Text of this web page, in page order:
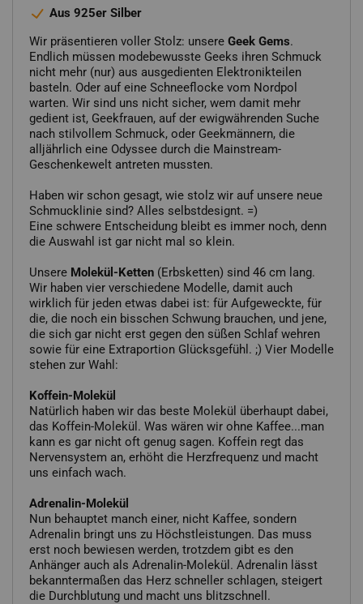
Aus 925er Silber
Wir präsentieren voller Stolz: unsere Geek Gems.
Endlich müssen modebewusste Geeks ihren Schmuck
nicht mehr (nur) aus ausgedienten Elektronikteilen
basteln. Oder auf eine Schneeflocke vom Nordpol
warten. Wir sind uns nicht sicher, wem damit mehr
gedient ist, Geekfrauen, auf der ewigwährenden Suche
nach stilvollem Schmuck, oder Geekmännern, die
alljährlich eine Odyssee durch die Mainstream-
Geschenkewelt antreten mussten.
Haben wir schon gesagt, wie stolz wir auf unsere neue
Schmucklinie sind? Alles selbstdesignt. =)
Eine schwere Entscheidung bleibt es immer noch, denn
die Auswahl ist gar nicht mal so klein.
Unsere Molekül-Ketten (Erbsketten) sind 46 cm lang.
Wir haben vier verschiedene Modelle, damit auch
wirklich für jeden etwas dabei ist: für Aufgeweckte, für
die, die noch ein bisschen Schwung brauchen, und jene,
die sich gar nicht erst gegen den süßen Schlaf wehren
sowie für eine Extraportion Glücksgefühl. ;) Vier Modelle
stehen zur Wahl:
Koffein-Molekül
Natürlich haben wir das beste Molekül überhaupt dabei,
das Koffein-Molekül. Was wären wir ohne Kaffee...man
kann es gar nicht oft genug sagen. Koffein regt das
Nervensystem an, erhöht die Herzfrequenz und macht
uns einfach wach.
Adrenalin-Molekül
Nun behauptet manch einer, nicht Kaffee, sondern
Adrenalin bringt uns zu Höchstleistungen. Das muss
erst noch bewiesen werden, trotzdem gibt es den
Anhänger auch als Adrenalin-Molekül. Adrenalin lässt
bekanntermaßen das Herz schneller schlagen, steigert
die Durchblutung und macht uns blitzschnell.